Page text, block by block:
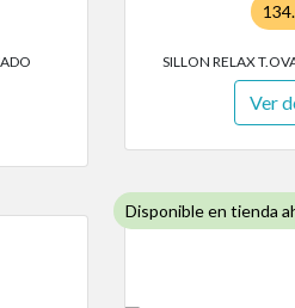
SILLON RELAX
Ver
Disponible en tienda